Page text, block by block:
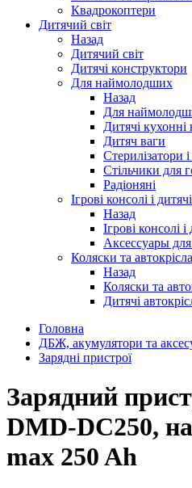
Квадрокоптери
Дитячий світ
Назад
Дитячий світ
Дитячі конструктори
Для наймолодших
Назад
Для
Дитячі
Дитяч ваги
Стерилізатори і
Стільчики для
Радіоняні
Ігрові консолі і
Назад
Ігрові консолі
Аксессуары
Коляски та автокрісла
Назад
Коляски та
Дитячі
Головна
ДБЖ, акумулятори та
Зарядні пристрої
Зарядний
DMD-DC250,
max 250 Ah